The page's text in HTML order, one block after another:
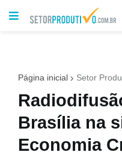
Página inicial Setor
Brasília na
Economia